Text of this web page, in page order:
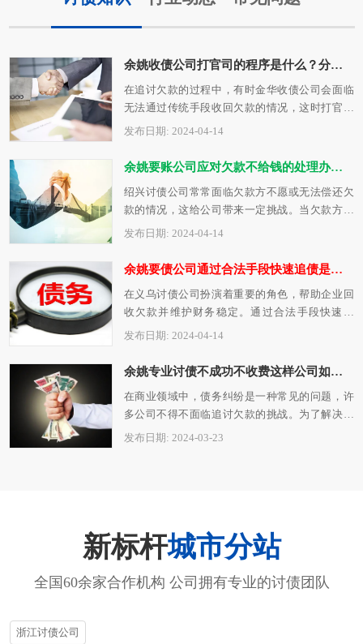
余姚收债公司打官司的程序是什么？分享快速打官司技巧
在追讨欠款的过程中，有时金华收债公司会面临
无法通过传统手段收回欠款的情况，这时打官司
可能成为必要选择。打官司虽然可能费时费…
发布日期: 2024-04-14
余姚要账公司应对欠款不给钱的处理办法技巧
绍兴讨债公司常常面临欠款方不愿或无法偿还欠
款的情况，这给公司带来一定挑战。当欠款方拒
绝还款，即便有证据显示欠款确实存在，绍…
发布日期: 2024-04-14
余姚要债公司通过合法手段快速追债是什么？记住这六种讨债更好！
在义乌讨债公司扮演着重要的角色，帮助企业回
收欠款并维护财务稳定。通过合法手段快速追
债，是金华讨债公司的首要任务。1. 深入调…
发布日期: 2024-04-14
余姚专业讨债不成功不收费这样公司如何选择？
在商业领域中，债务纠纷是一种常见的问题，许
多公司不得不面临追讨欠款的挑战。为了解决这
个问题，许多公司开始寻找专业的台州讨债…
发布日期: 2024-03-23
新标杆城市分站
全国60余家合作机构 公司拥有专业的讨债团队
浙江讨债公司